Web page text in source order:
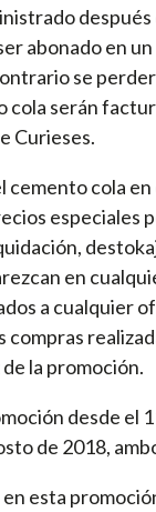
después
abonado en
se
cola serán
Curieses.
cemento cola
especiales
en
a cualquier
compras
la promoción.
desde el
de 2018,
esta